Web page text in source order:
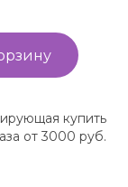
купить
от 3000 руб.